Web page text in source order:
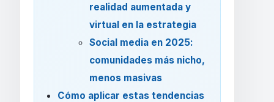
realidad aumentada y
virtual en la estrategia
Social media en 2025:
comunidades más nicho,
menos masivas
Cómo aplicar estas tendencias